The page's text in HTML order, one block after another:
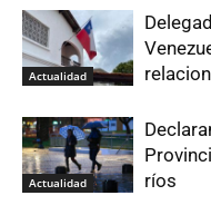
Actualidad
Actualidad
ríos